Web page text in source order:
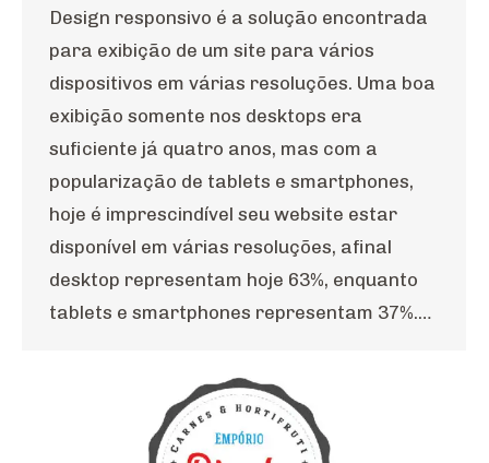
Design responsivo é a solução encontrada
para exibição de um site para vários
dispositivos em várias resoluções. Uma boa
exibição somente nos desktops era
suficiente já quatro anos, mas com a
popularização de tablets e smartphones,
hoje é imprescindível seu website estar
disponível em várias resoluções, afinal
desktop representam hoje 63%, enquanto
tablets e smartphones representam 37%.…